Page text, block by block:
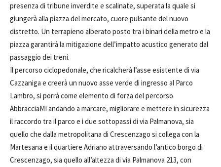
presenza di tribune inverdite e scalinate, superata la quale si
giungerà alla piazza del mercato, cuore pulsante del nuovo
distretto. Un terrapieno alberato posto tra i binari della metro e la
piazza garantirà la mitigazione dell’impatto acustico generato dal
passaggio dei treni.
Il percorso ciclopedonale, che ricalcherà l’asse esistente di via
Cazzaniga e creerà un nuovo asse verde di ingresso al Parco
Lambro, si porrà come elemento di forza del percorso
AbbracciaMI andando a marcare, migliorare e mettere in sicurezza
il raccordo tra il parco e i due sottopassi di via Palmanova, sia
quello che dalla metropolitana di Crescenzago si collega con la
Martesana e il quartiere Adriano attraversando l’antico borgo di
Crescenzago, sia quello all’altezza di via Palmanova 213, con